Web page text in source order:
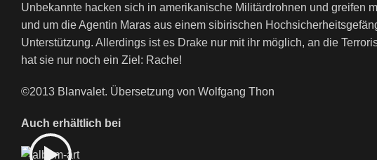
Unbekannte hacken sich in amerikanische Militärdrohnen und greifen
und um die Agentin Maras aus einem sibirischen
Unterstützung. Allerdings ist es Drake nur mit ihr möglich, an die
hat sie nur noch ein Ziel: Rache!
©2013 Blanvalet. Übersetzung von Wolfgang Thon
Auch erhältlich bei